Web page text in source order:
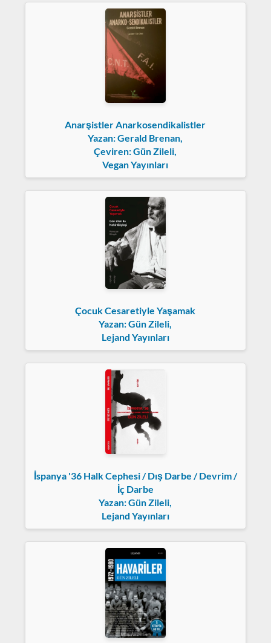
Anarşistler Anarkosendikalistler
Yazan: Gerald Brenan,
Çeviren: Gün Zileli,
Vegan Yayınları
Çocuk Cesaretiyle Yaşamak
Yazan: Gün Zileli,
Lejand Yayınları
İspanya '36 Halk Cephesi / Dış Darbe / Devrim /
İç Darbe
Yazan: Gün Zileli,
Lejand Yayınları